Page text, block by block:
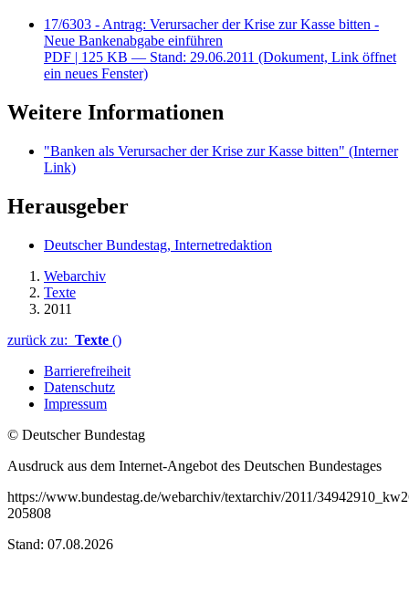
17/6303 - Antrag: Verursacher der Krise zur Kasse bitten -
Neue Bankenabgabe einführen
PDF | 125 KB — Stand: 29.06.2011 (Dokument, Link öffnet
ein neues Fenster)
Weitere Informationen
"Banken als Verursacher der Krise zur Kasse bitten" (Interner
Link)
Herausgeber
Deutscher Bundestag, Internetredaktion
Webarchiv
Texte
2011
zurück zu: Texte ()
Barrierefreiheit
Datenschutz
Impressum
© Deutscher Bundestag
Ausdruck aus dem Internet-Angebot des Deutschen Bundestages
https://www.bundestag.de/webarchiv/textarchiv/2011/
205808
Stand: 07.08.2026